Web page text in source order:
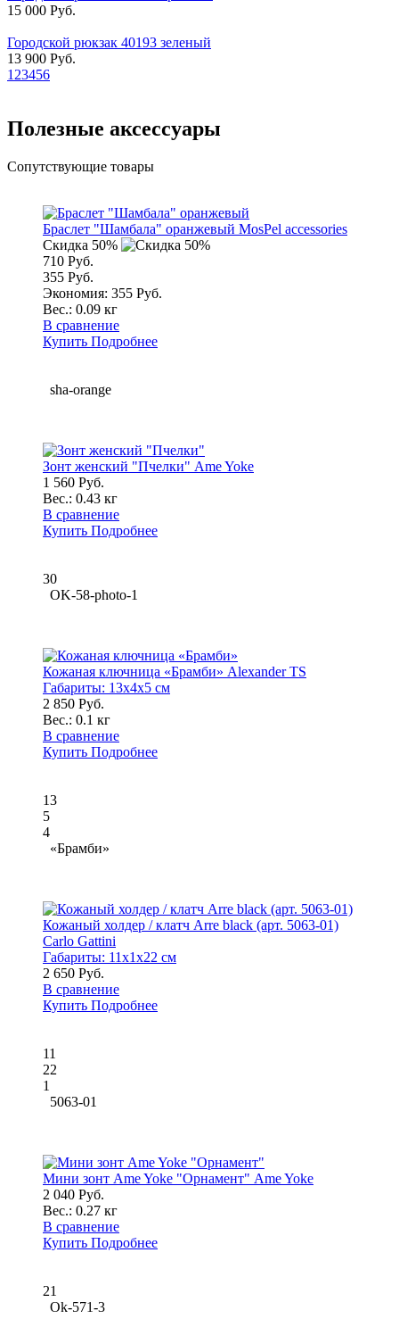
15 000 Руб.
Городской рюкзак 40193 зеленый
13 900 Руб.
1 23456
Полезные аксессуары
Сопутствующие товары
Браслет "Шамбала" оранжевый MosPel accessories
Скидка 50%
710 Руб.
355 Руб.
Экономия: 355 Руб.
Вес.: 0.09 кг
В сравнение
Купить Подробнее
sha-orange
Зонт женский "Пчелки" Ame Yoke
1 560 Руб.
Вес.: 0.43 кг
В сравнение
Купить Подробнее
30
OK-58-photo-1
Кожаная ключница «Брамби» Alexander TS
Габариты: 13x4x5 см
2 850 Руб.
Вес.: 0.1 кг
В сравнение
Купить Подробнее
13
5
4
«Брамби»
Кожаный холдер / клатч Arre black (арт. 5063-01)
Carlo Gattini
Габариты: 11x1x22 см
2 650 Руб.
В сравнение
Купить Подробнее
11
22
1
5063-01
Мини зонт Ame Yoke "Орнамент" Ame Yoke
2 040 Руб.
Вес.: 0.27 кг
В сравнение
Купить Подробнее
21
Ok-571-3